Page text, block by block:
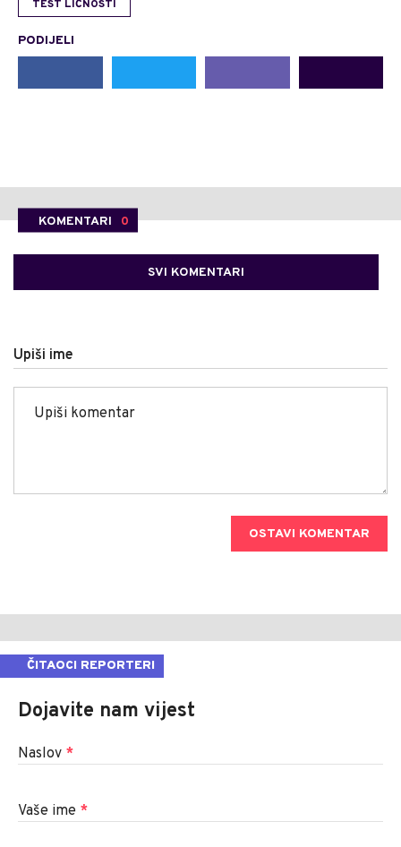
TEST LIČNOSTI
PODIJELI
KOMENTARI 0
SVI KOMENTARI
Upiši ime
OSTAVI KOMENTAR
ČITAOCI REPORTERI
Dojavite nam vijest
Naslov *
Vaše ime *